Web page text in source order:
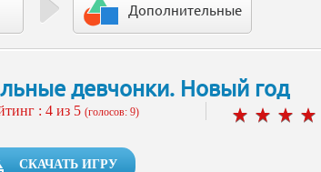
Дополнительные
девчонки. Новый год
: 4 из 5 (голосов: 9)
СКАЧАТЬ ИГРУ